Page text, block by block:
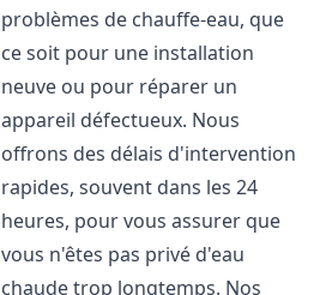
problèmes de chauffe-eau, que
ce soit pour une installation
neuve ou pour réparer un
appareil défectueux. Nous
offrons des délais d'intervention
rapides, souvent dans les 24
heures, pour vous assurer que
vous n'êtes pas privé d'eau
chaude trop longtemps. Nos